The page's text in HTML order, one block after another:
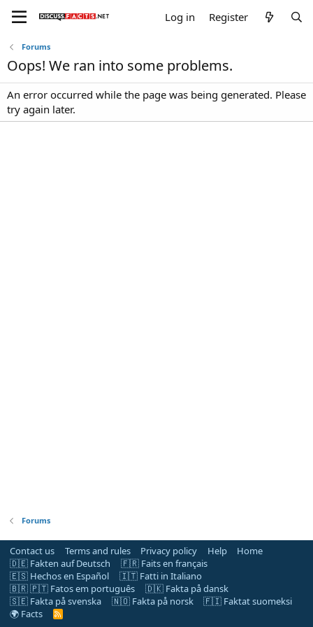
Log in Register
Forums
Oops! We ran into some problems.
An error occurred while the page was being generated. Please
try again later.
Forums
Contact us Terms and rules Privacy policy Help
Home
🇩🇪 Fakten auf Deutsch
🇫🇷 Faits en français
🇪🇸 Hechos en Español
🇮🇹 Fatti in Italiano
🇧🇷 🇵🇹 Fatos em português
🇩🇰 Fakta på dansk
🇸🇪 Fakta på svenska
🇳🇴 Fakta på norsk
🇫🇮 Faktat suomeksi
🌍 Facts
R